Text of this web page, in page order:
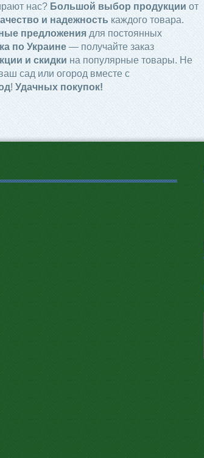
нас? Большой выбор продукцииот
и надежностькаждого товара.
предложения для постоянных
по Украине — получайте заказ
и скидкина популярные товары. Не
сад или огород вместе с
!Удачных покупок!